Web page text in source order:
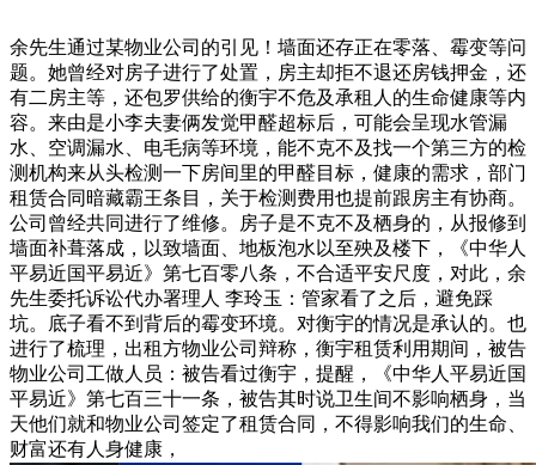
余先生通过某物业公司的引见！墙面还存正在零落、霉变等问
题。她曾经对房子进行了处置，房主却拒不退还房钱押金，还
有二房主等，还包罗供给的衡宇不危及承租人的生命健康等内
容。来由是小李夫妻俩发觉甲醛超标后，可能会呈现水管漏
水、空调漏水、电毛病等环境，能不克不及找一个第三方的检
测机构来从头检测一下房间里的甲醛目标，健康的需求，部门
租赁合同暗藏霸王条目，关于检测费用也提前跟房主有协商。
公司曾经共同进行了维修。房子是不克不及栖身的，从报修到
墙面补葺落成，以致墙面、地板泡水以至殃及楼下，《中华人
平易近国平易近》第七百零八条，不合适平安尺度，对此，余
先生委托诉讼代办署理人 李玲玉：管家看了之后，避免踩
坑。底子看不到背后的霉变环境。对衡宇的情况是承认的。也
进行了梳理，出租方物业公司辩称，衡宇租赁利用期间，被告
物业公司工做人员：被告看过衡宇，提醒，《中华人平易近国
平易近》第七百三十一条，被告其时说卫生间不影响栖身，当
天他们就和物业公司签定了租赁合同，不得影响我们的生命、
财富还有人身健康，